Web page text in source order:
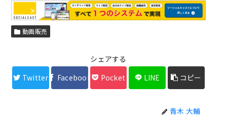
動画販売
シェアする
Twitter
Facebook Pocket LINE コピー
青木 大輔